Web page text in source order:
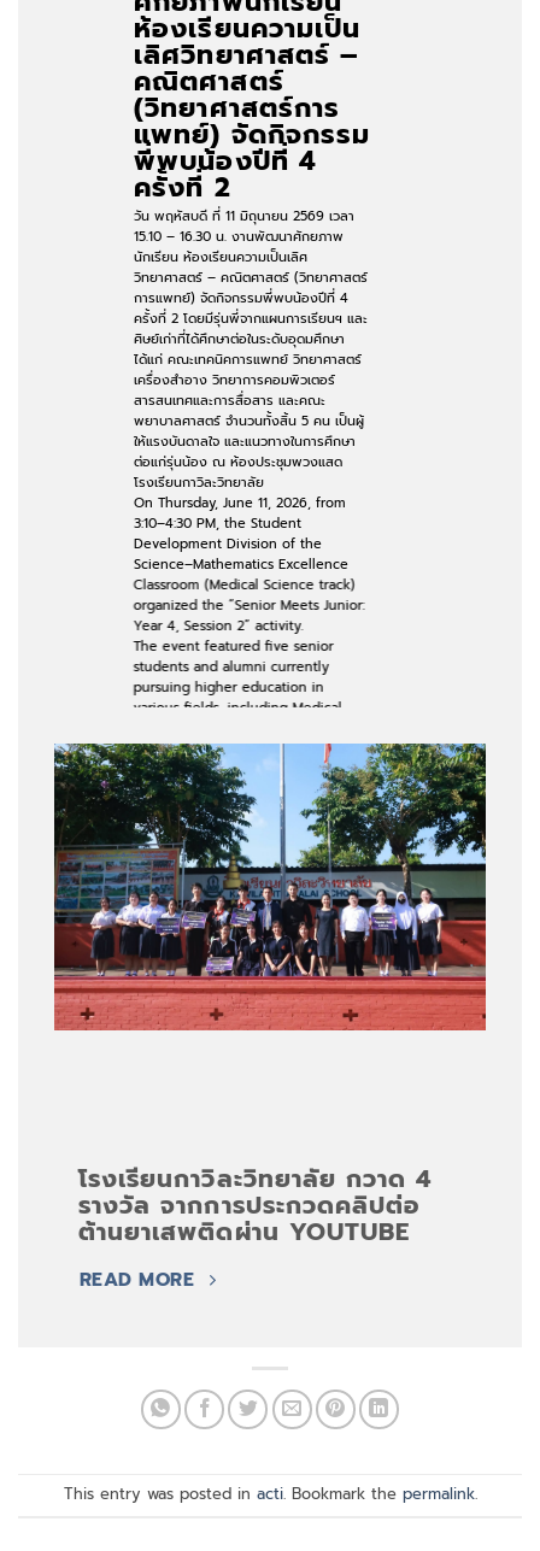
ห้องเรียนความเป็น
เลิศวิทยาศาสตร์ –
คณิตศาสตร์
(วิทยาศาสตร์การ
แพทย์) จัดกิจกรรม
พี่พบน้องปีที่ 4
ครั้งที่ 2
วัน พฤหัสบดี ที่ 11 มิถุนายน 2569 เวลา
15.10 – 16.30 น. งานพัฒนาศักยภาพ
นักเรียน ห้องเรียนความเป็นเลิศ
วิทยาศาสตร์ – คณิตศาสตร์ (วิทยาศาสตร์
การแพทย์) จัดกิจกรรมพี่พบน้องปีที่ 4
ครั้งที่ 2 โดยมีรุ่นพี่จากแผนการเรียนฯ และ
ศิษย์เก่าที่ได้ศึกษาต่อในระดับอุดมศึกษา
ได้แก่ คณะเทคนิคการแพทย์ วิทยาศาสตร์
เครื่องสำอาง วิทยาการคอมพิวเตอร์
สารสนเทศและการสื่อสาร และคณะ
พยาบาลศาสตร์ จำนวนทั้งสิ้น 5 คน เป็นผู้
ให้แรงบันดาลใจ และแนวทางในการศึกษา
ต่อแก่รุ่นน้อง ณ ห้องประชุมพวงแสด
โรงเรียนกาวิละวิทยาลัย
On Thursday, June 11, 2026, from
3:10–4:30 PM, the Student
Development Division of the
Science–Mathematics Excellence
Classroom (Medical Science track)
organized the “Senior Meets Junior:
Year 4, Session 2” activity.
The event featured five senior
students and alumni currently
pursuing higher education in
various fields, including Medical
Computer Science, Information and
Communication Technology, and
Nursing. They shared their
experiences, inspired the students,
and provided guidance on further
education pathways to their juniors.
The activity was held at the Phuang
Saed Conference Room, Kawila
Wittayalai School.
โรงเรียนกาวิละวิทยาลัย กวาด 4
รางวัล จากการประกวดคลิปต่อ
ต้านยาเสพติดผ่าน YOUTUBE
READ MORE
This entry was posted in acti. Bookmark the permalink.